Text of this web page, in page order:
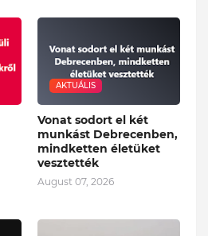
AKTUÁLIS
Vonat sodort el két
munkást Debrecenben,
mindketten életüket
vesztették
August 07, 2026